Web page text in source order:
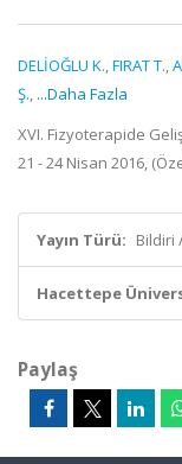
DELİOĞLU K.,FIRAT T.,
Ş., ...Daha Fazla
XVI. Fizyoterapide
21 - 24 Nisan 2016,
Yayın Türü: Bildiri
Hacettepe
Paylaş